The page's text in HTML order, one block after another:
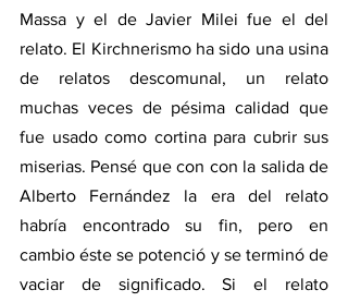
Massa y el de Javier Milei fue el del
relato. El Kirchnerismo ha sido una usina
de relatos descomunal, un relato
muchas veces de pésima calidad que
fue usado como cortina para cubrir sus
miserias. Pensé que con con la salida de
Alberto Fernández la era del relato
habría encontrado su fin, pero en
cambio éste se potenció y se terminó de
vaciar de significado. Si el relato